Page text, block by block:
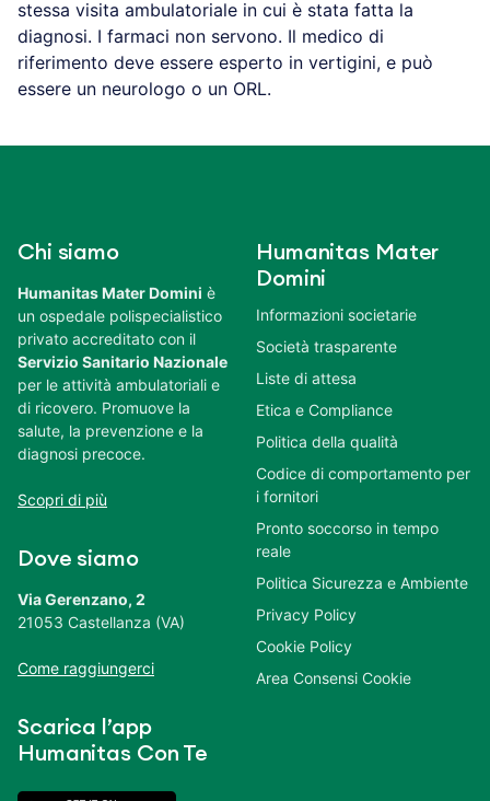
stessa visita ambulatoriale in cui è stata fatta la
diagnosi. I farmaci non servono. Il medico di
riferimento deve essere esperto in vertigini, e può
essere un neurologo o un ORL.
Chi siamo
Humanitas Mater Domini è
un ospedale polispecialistico
privato accreditato con il
Servizio Sanitario Nazionale
per le attività ambulatoriali e
di ricovero. Promuove la
salute, la prevenzione e la
diagnosi precoce.
Scopri di più
Dove siamo
Via Gerenzano, 2
21053 Castellanza (VA)
Come raggiungerci
Scarica l’app
Humanitas Con Te
Humanitas Mater
Domini
Informazioni societarie
Società trasparente
Liste di attesa
Etica e Compliance
Politica della qualità
Codice di comportamento per
i fornitori
Pronto soccorso in tempo
reale
Politica Sicurezza e Ambiente
Privacy Policy
Cookie Policy
Area Consensi Cookie